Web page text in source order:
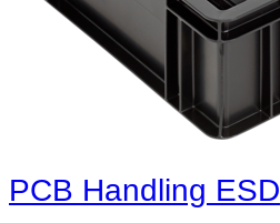
PCB Handling ESD